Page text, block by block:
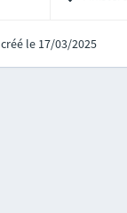
créé le 17/03/2025